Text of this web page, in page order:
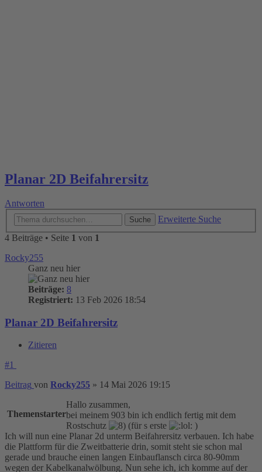
Planar 2D Beifahrersitz
Antworten
Suche
Erweiterte Suche
4 Beiträge • Seite 1 von 1
Rocky255
Ganz neu hier
Beiträge: 8
Registriert: 13 Feb 2026 18:54
Planar 2D Beifahrersitz
Zitieren
#1
Beitrag von Rocky255 » 14 Mai 2026 19:15
Themenstarter
Hallo zusammen,
bei meinem 903 bin ich endlich fertig mit dem
Rostschutz
(für s erste
)
Ich will nun eine Planar 2d unterm Beifahrersitz verbauen. Ich habe
die Plattform für die Zweitbatterie drin, somit steht sie schon mal
gerade und brauche einen langen Einbauflansch circa 80-90mm
wegen der Kabelkanalwölbung. Nun sehe ich, ich komme auf der